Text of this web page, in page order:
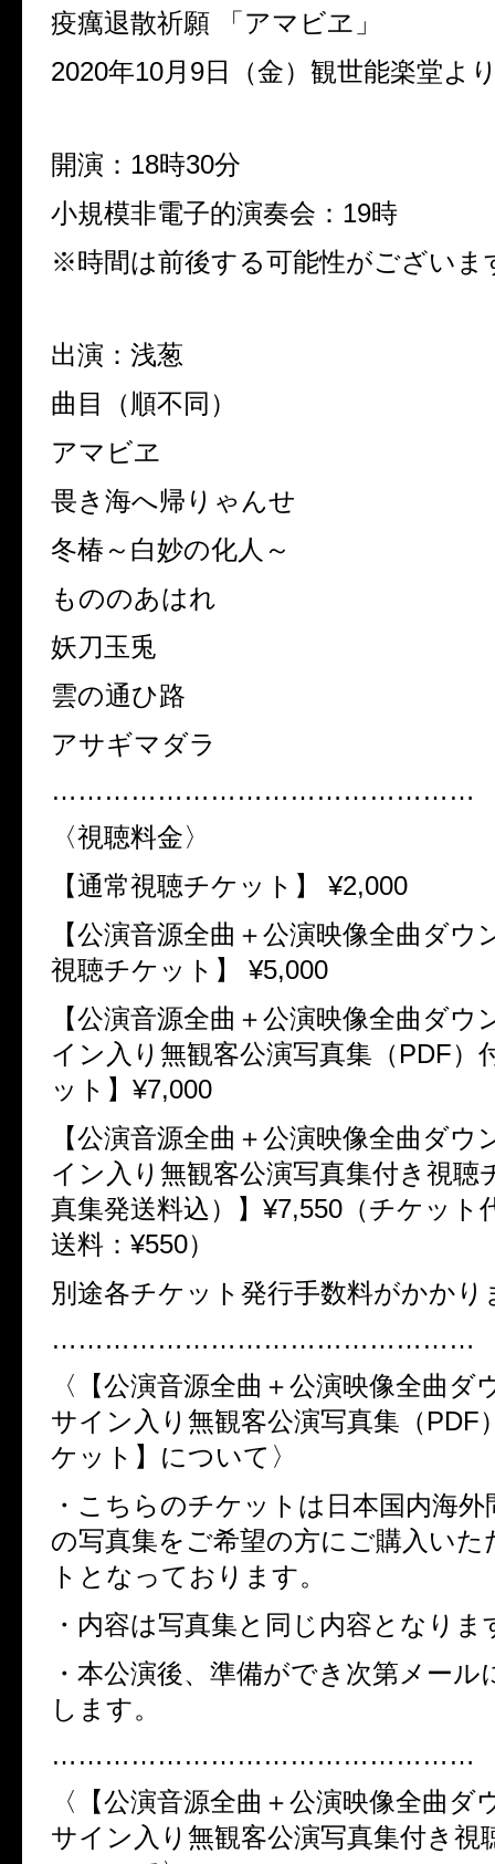
疫癘退散祈願 「アマビヱ」
2020年10月9日（金）観世能楽堂よ
開演：18時30分
小規模非電子的演奏会：19時
※時間は前後する可能性がございま
出演：浅葱
曲目（順不同）
アマビヱ
畏き海へ帰りゃんせ
冬椿～白妙の化人～
もののあはれ
妖刀玉兎
雲の通ひ路
アサギマダラ
…………………………………………
〈視聴料金〉
【通常視聴チケット】 ¥2,000
【公演音源全曲＋公演映像全曲ダウ
視聴チケット】 ¥5,000
【公演音源全曲＋公演映像全曲ダウ
イン入り無観客公演写真集（PDF）
ット】¥7,000
【公演音源全曲＋公演映像全曲ダウ
イン入り無観客公演写真集付き視聴
真集発送料込）】¥7,550（チケット
送料：¥550）
別途各チケット発行手数料がかかり
…………………………………………
〈【公演音源全曲＋公演映像全曲ダ
サイン入り無観客公演写真集（PDF
ケット】について〉
・こちらのチケットは日本国内海
の写真集をご希望の方にご購入い
トとなっております。
・内容は写真集と同じ内容となりま
・本公演後、準備ができ次第メール
します。
…………………………………………
〈【公演音源全曲＋公演映像全曲ダ
サイン入り無観客公演写真集付き視